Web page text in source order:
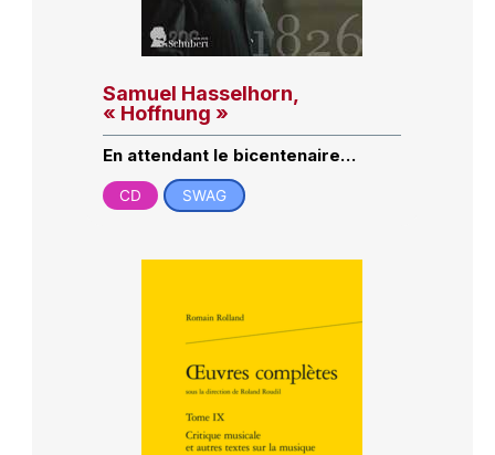
Samuel Hasselhorn,
« Hoffnung »
En attendant le bicentenaire…
CD SWAG